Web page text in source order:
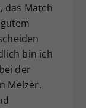
das Match
bin ich
der
Melzer.